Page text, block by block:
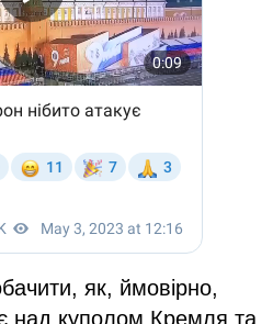
як, ймовірно,
над куполом Кремля та